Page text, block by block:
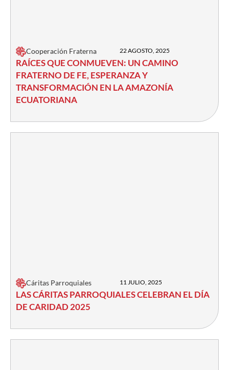
Cooperación Fraterna 22 AGOSTO, 2025
RAÍCES QUE CONMUEVEN: UN CAMINO
FRATERNO DE FE, ESPERANZA Y
TRANSFORMACIÓN EN LA AMAZONÍA
ECUATORIANA
Cáritas Parroquiales 11 JULIO, 2025
LAS CÁRITAS PARROQUIALES CELEBRAN EL DÍA
DE CARIDAD 2025